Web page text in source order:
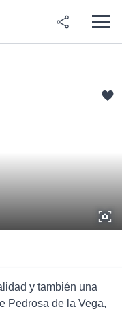
y también una
Pedrosa de la Vega,